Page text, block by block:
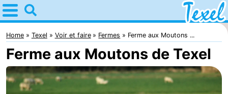
Home
Texel
Astuces
Avec
Home Texel Voir et faire Fermes Ferme aux Moutons ...
Ferme aux Moutons de Texel